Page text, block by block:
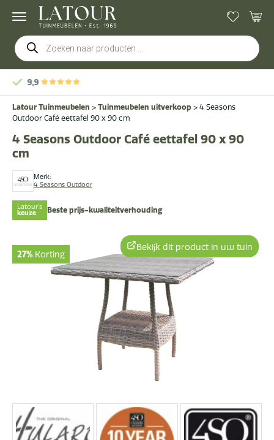
Producten
zoeken
Latour Tuinmeubelen > Tuinmeubelen uitverkoop > 4 Seasons
Outdoor Café eettafel 90 x 90 cm
Merk:
4 Seasons Outdoor
4 Seasons Outdoor Café eettafel 90 x 90
cm
Latour's
keuze Beste prijs-kwaliteitverhouding
27% Korting
Bekijk dit product in uw tuin